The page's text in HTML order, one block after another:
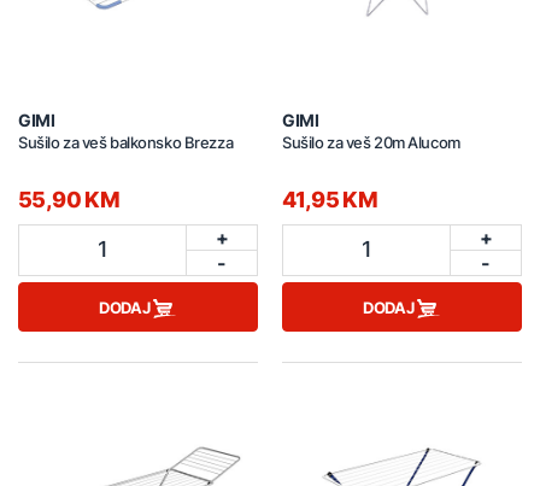
GIMI
Sušilo za veš balkonsko Brezza
55,90 KM
1
+
-
DODAJ
GIMI
Sušilo za veš 20m Alucom
41,95 KM
1
+
-
DODAJ